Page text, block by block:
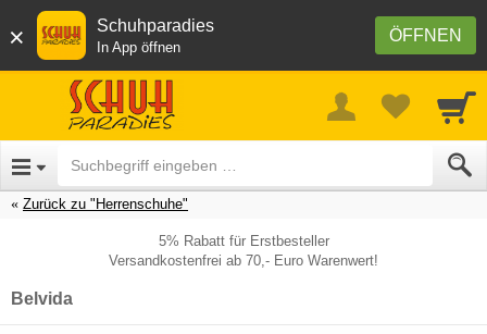
× ÖFFNEN
Schuhparadies
In App öffnen
Zurück zu "Herrenschuhe"
5% Rabatt für Erstbesteller
Versandkostenfrei ab 70,- Euro Warenwert!
Belvida